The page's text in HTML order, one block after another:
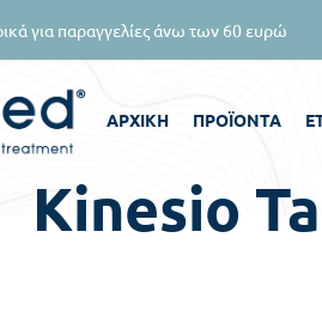
Για άμεση
ΑΡΧΙΚΉ ΠΡΟΪΌΝΤΑ
Kinesio